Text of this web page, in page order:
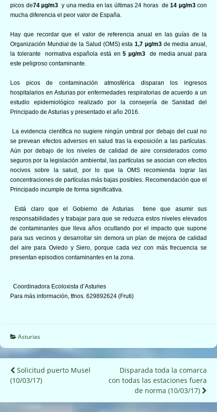
picos de74 µg/m3 y una media en las últimas 24 horas de 14 µg/m3 con
mucha diferencia el peor valor de España.
Hay que recordar que el valor de referencia anual en las guías de la
Organización Mundial de la Salud (OMS) esta1,7 µg/m3de media anual,
la tolerante normativa española está en5 µg/m3de media anual para
este peligroso contaminante.
Los picos de contaminación atmosférica disparan los ingresos
hospitalarios en Asturias por enfermedades respiratorias de acuerdo a un
estudio epidemiológico realizado por la consejería de Sanidad del
Principado de Asturias y presentado el año 2016.
La evidencia científica no sugiere ningún umbral por debajo del cual no
se prevean efectos adversos en salud tras la exposición a las partículas.
Aún por debajo de los niveles de calidad de aire considerados como
seguros por la legislación ambiental, las partículas se asocian con efectos
nocivos sobre la salud, por lo que la OMS recomienda lograr las
concentraciones de partículas más bajas posibles. Recomendación que el
Principado incumple de forma significativa.
Está claro que el Gobierno de Asturias tiene que asumir sus
responsabilidades y trabajar para que se reduzca estos niveles elevados
de contaminantes que lleva años ocultando por el impacto que supone
para sus vecinos y desarrollar sin demora un plan de mejora de calidad
del aire para Oviedo y Siero, porque cada vez con más frecuencia se
presentan episodios contaminantes en la zona.
Coordinadora Ecoloxista d’Asturies
Para más información, tfnos. 629892624 (Fruti)
Asturias
Navegación
de
entradas
Solicitud puerto Musel
(10/03/17)
Disparada toda la comarca
con todas las estaciones fuera
de norma (10/03/17)